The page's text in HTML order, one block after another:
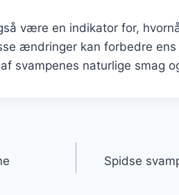
være en indikator for,
ændringer kan forbedre ens
svampenes naturlige smag
Spidse